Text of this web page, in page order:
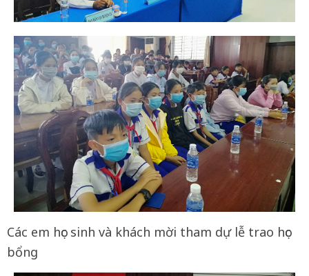
Các em học sinh và khách mời tham dự lễ trao học
bổng